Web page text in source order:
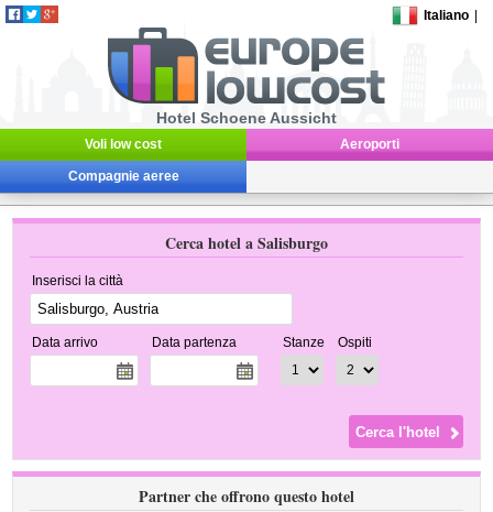
Italiano
Hotel Schoene Aussicht
Voli low cost Aeroporti
Compagnie aeree
Cerca hotel a Salisburgo
Inserisci la città
Data arrivo Data partenza Stanze Ospiti
Partner che offrono questo hotel